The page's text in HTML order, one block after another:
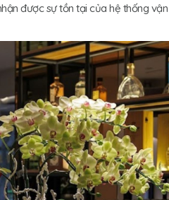
được sự tồn tại của hệ thống vận